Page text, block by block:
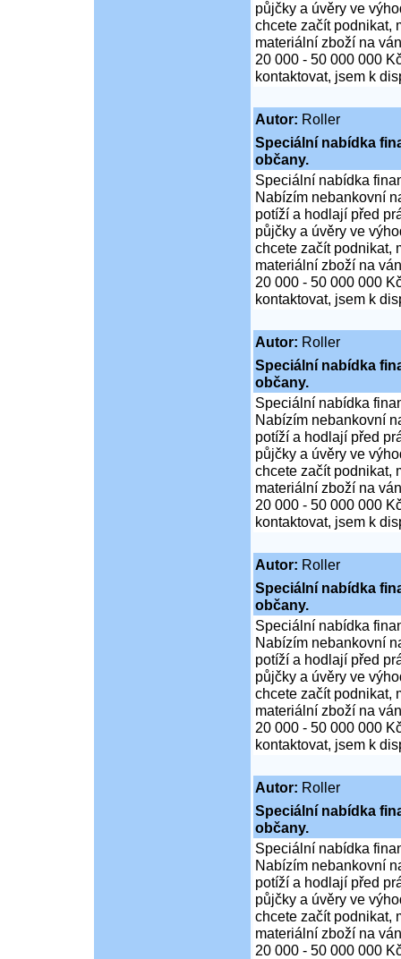
půjčky a úvěry ve
chcete začít podnikat,
materiální zboží na
20 000 - 50 000 000
kontaktovat, jsem k
Autor: Roller
Speciální nabídka
občany.
Speciální nabídka
Nabízím nebankovní
potíží a hodlají před
půjčky a úvěry ve
chcete začít podnikat,
materiální zboží na
20 000 - 50 000 000
kontaktovat, jsem k
Autor: Roller
Speciální nabídka
občany.
Speciální nabídka
Nabízím nebankovní
potíží a hodlají před
půjčky a úvěry ve
chcete začít podnikat,
materiální zboží na
20 000 - 50 000 000
kontaktovat, jsem k
Autor: Roller
Speciální nabídka
občany.
Speciální nabídka
Nabízím nebankovní
potíží a hodlají před
půjčky a úvěry ve
chcete začít podnikat,
materiální zboží na
20 000 - 50 000 000
kontaktovat, jsem k
Autor: Roller
Speciální nabídka
občany.
Speciální nabídka
Nabízím nebankovní
potíží a hodlají před
půjčky a úvěry ve
chcete začít podnikat,
materiální zboží na
20 000 - 50 000 000